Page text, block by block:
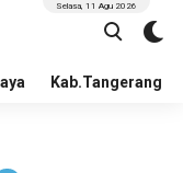
Kab.Tangerang
Selasa, 11 Agu 2026